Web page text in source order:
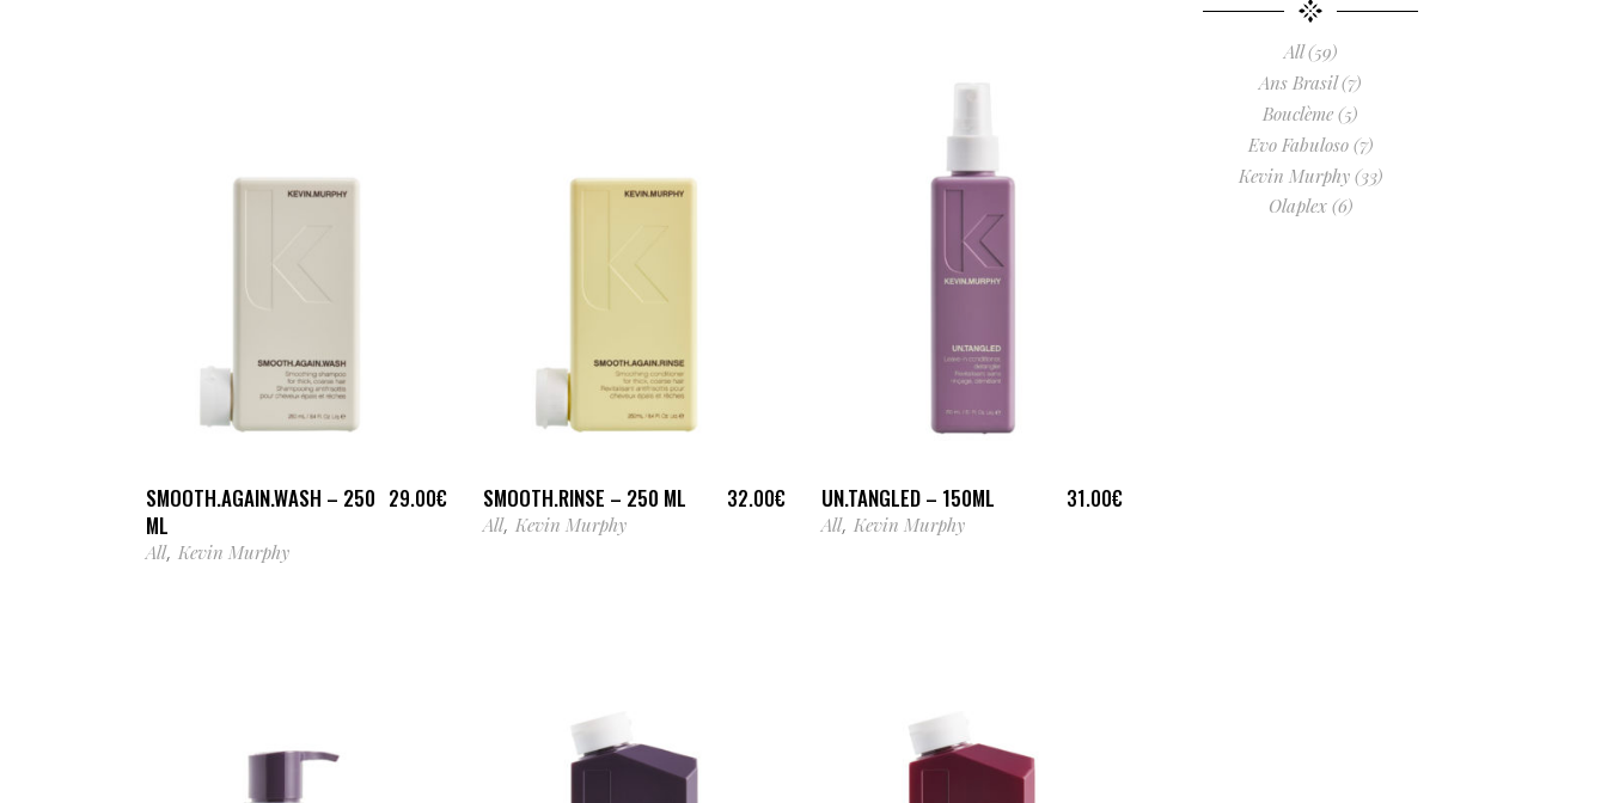
AJOUTER AU PANIER
SMOOTH.AGAIN.WASH – 250
ML
29.00€
All, Kevin Murphy
AJOUTER AU PANIER
SMOOTH.RINSE – 250 ML 32.00€
All,Kevin Murphy
AJOUTER AU PANIER
UN.TANGLED – 150ML 31.00€
All, Kevin Murphy
All (59)
Ans Brasil (7)
Bouclème (5)
Evo Fabuloso (7)
Kevin Murphy (33)
Olaplex (6)